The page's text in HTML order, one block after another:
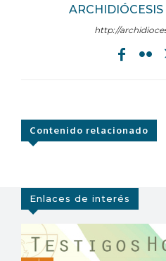
http://
Contenido relacionado
Enlaces de interés